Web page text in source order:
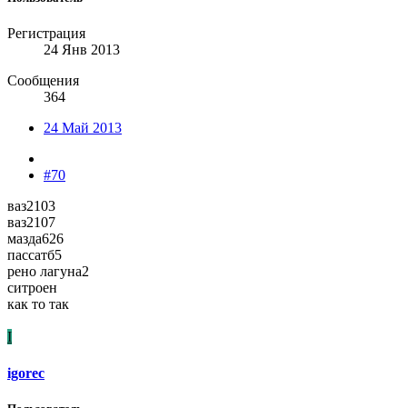
Регистрация
24 Янв 2013
Сообщения
364
24 Май 2013
#70
ваз2103
ваз2107
мазда626
пассатб5
рено лагуна2
ситроен
как то так
I
igorec